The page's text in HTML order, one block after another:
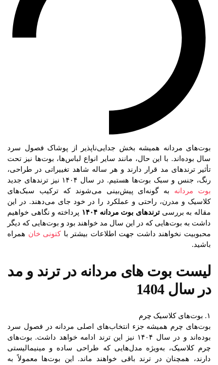
بوت‌های مردانه همیشه بخش جدایی‌ناپذیر از پوشاک فصول سرد
سال بوده‌اند. با این حال، مانند سایر انواع لباس‌ها، بوت‌ها نیز تحت
تأثیر ترندهای مد قرار دارند و هر ساله شاهد تغییراتی در طراحی،
رنگ، جنس و سبک بوت‌ها هستیم. در سال ۱۴۰۴ نیز ترندهای جدید
بوت مردانه به گونه‌ای پیش‌بینی می‌شوند که ترکیب سبک‌های
کلاسیک و مدرن، راحتی و عملکرد را در خود جای می‌دهند. در این
مقاله به بررسیترندهای بوت مردانه ۱۴۰۴
پرداخته و نگاهی خواهیم
داشت به بوت‌هایی که در این سال مد خواهند بود و بوت‌هایی که دیگر
محبوبیت نخواهند داشت جهت اطلاعات بیشتر باکتونی خان همراه
باشید.
لیست بوت‌ های مردانه در ترند و مد
در سال 1404
۱. بوت‌های کلاسیک چرم
بوت‌های چرم همیشه جزء انتخاب‌های اصلی مردانه در فصول سرد
بوده‌اند و در سال ۱۴۰۴ نیز این ترند ادامه خواهد داشت. بوت‌های
چرم کلاسیک، به‌ویژه مدل‌هایی که طراحی ساده و مینیمالیستی
دارند، همچنان در ترند باقی خواهند ماند. این بوت‌ها معمولاً به